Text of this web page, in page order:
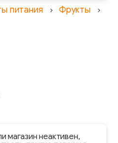
питания Фрукты
магазин неактивен,